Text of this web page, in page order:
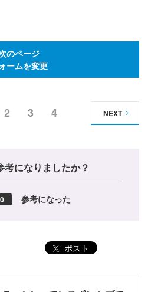
のページ
ームを変更
2 3 4 NEXT
考になりましたか？
0 参考になった
ポスト